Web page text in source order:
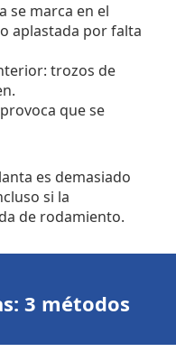
se marca en el
aplastada por falta
trozos de
que se
es demasiado
si la
de rodamiento.
: 3 métodos